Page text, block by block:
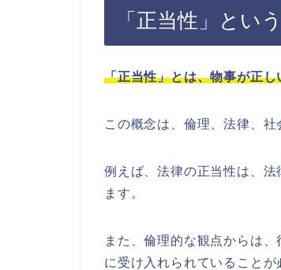
「正当性」とい
「正当性」とは、物事が正
この概念は、倫理、法律、社
例えば、法律の正当性は、
ます。
また、倫理的な観点からは
に受け入れられていることが